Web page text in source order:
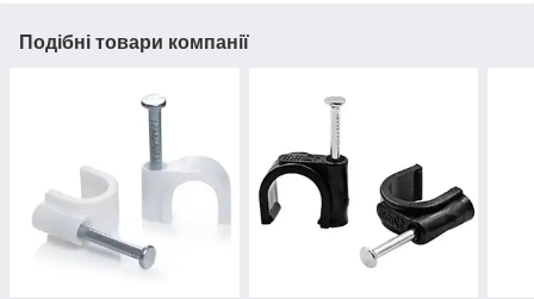
Подібні товари компанії